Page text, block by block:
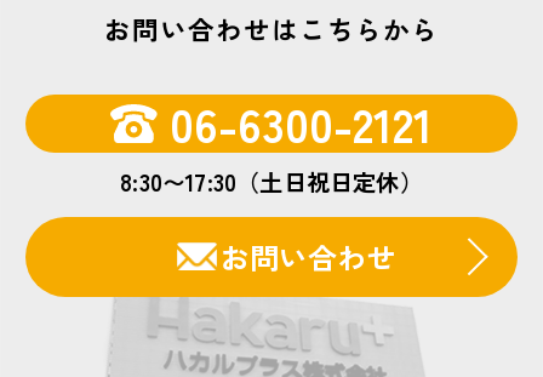
お問い合わせはこちらから
06-6300-2121
8:30〜17:30（土日祝日定休）
お問い合わせ